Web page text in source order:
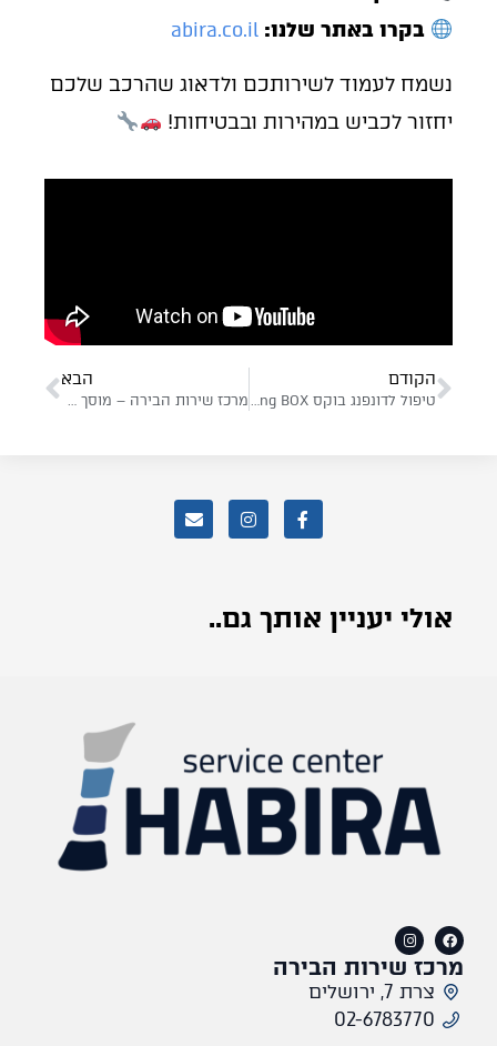
בקרו באתר שלנו: abira.co.il
נשמח לעמוד לשירותכם ולדאוג שהרכב שלכם
יחזור לכביש במהירות ובבטיחות!
הקודם
טיפול לדונפנג בוקס Dongfeng BOX
הבא
מרכז שירות הבירה – מוסך הסדר ביטוח ישיר ו-9 מיליון בירושלים
אולי יעניין אותך גם..
מרכז שירות הבירה
צרת 7, ירושלים
02-6783770​